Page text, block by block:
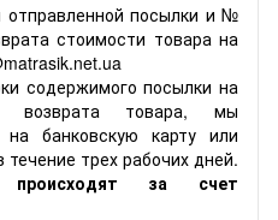
посылки и №
стоимости товара на
содержимого посылки на
возврата товара, мы
банковскую карту или
трех рабочих дней.
происходят за счет